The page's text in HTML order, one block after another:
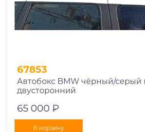
67853
Автобокс BMW чёрный/серый
двусторонний
65 000 ₽
В корзину